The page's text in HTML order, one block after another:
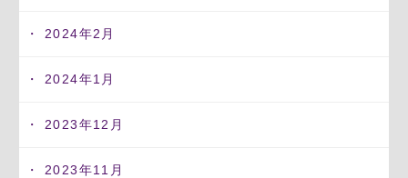
2024年2月
2024年1月
2023年12月
2023年11月